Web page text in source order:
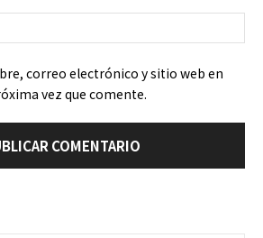
correo electrónico y sitio web en
vez que comente.